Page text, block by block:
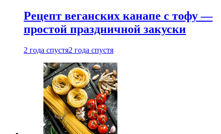
Рецепт веганских канапе с тофу —
простой праздничной закуски
2 года спустя2 года спустя